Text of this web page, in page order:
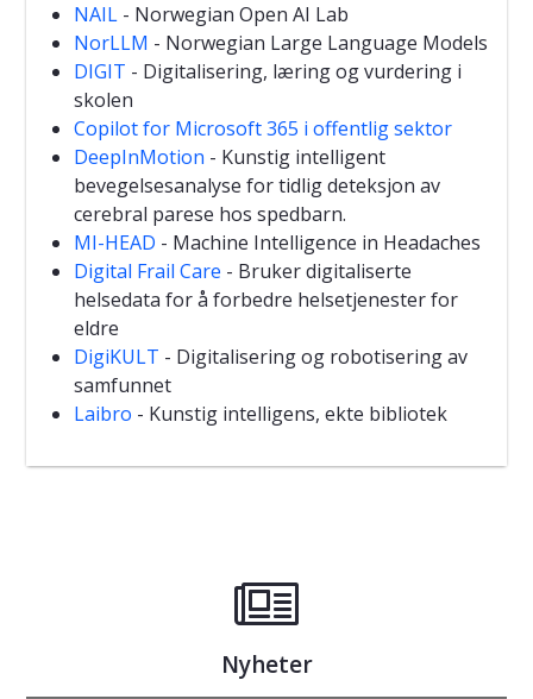
NAIL - Norwegian Open AI Lab
NorLLM - Norwegian Large Language Models
DIGIT - Digitalisering, læring og vurdering i
skolen
Copilot for Microsoft 365 i offentlig sektor
DeepInMotion - Kunstig intelligent
bevegelsesanalyse for tidlig deteksjon av
cerebral parese hos spedbarn.
MI-HEAD - Machine Intelligence in Headaches
Digital Frail Care - Bruker digitaliserte
helsedata for å forbedre helsetjenester for
eldre
DigiKULT - Digitalisering og robotisering av
samfunnet
Laibro - Kunstig intelligens, ekte bibliotek
Nyheter